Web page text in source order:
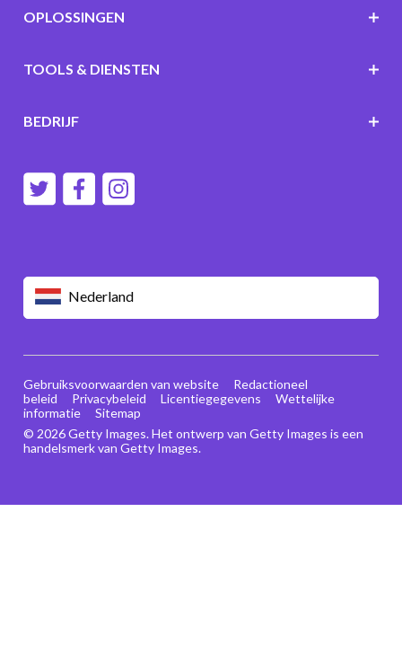
Nederland
OPLOSSINGEN
TOOLS & DIENSTEN
BEDRIJF
© 2026 Getty Images. Het ontwerp van Getty Images is een
handelsmerk van Getty Images.
Gebruiksvoorwaarden van website
Redactioneel
beleid
Privacybeleid Licentiegegevens
Wettelijke
informatie
Sitemap